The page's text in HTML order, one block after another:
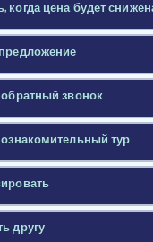
когда цена будет
обратный звонок
тур
другу